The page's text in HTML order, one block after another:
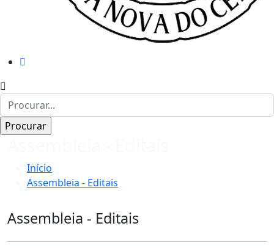
Início
Assembleia - Editais
Assembleia - Editais